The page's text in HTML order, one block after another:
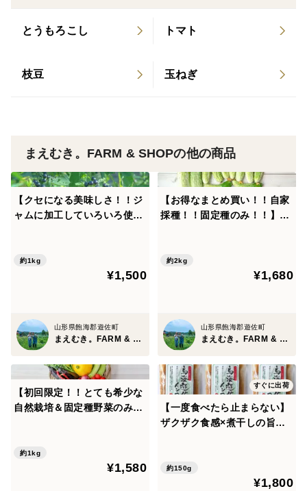
ちなみに写真の料理は、らっきょうとアンチョビのペペ
らっきょうとキュウリの和え物（和風とエスニック
箱の重さ込みで1kgとなります。ご了承ください。
とうもろこし トマト
枝豆 玉ねぎ
まえむき。FARM & SHOPの他の商品
【クセになる美味しさ！！ジ
ャムに加工していろいろ使え
約1kg
¥1,500
山形県飽海郡遊佐町
まえむき。FARM & SHOP
【お得なまとめ買い！！自家
採種！！固定種のみ！！】自
約2kg
¥1,680
山形県飽海郡遊佐町
まえむき。FARM & SHOP
【初回限定！！とても希少な
自然栽培＆固定種野菜のみ】
約1kg
¥1,580
すぐに出荷
【一度食べたら止まらない】
ザクザク食感×煮干しの旨味
約150g
¥1,800